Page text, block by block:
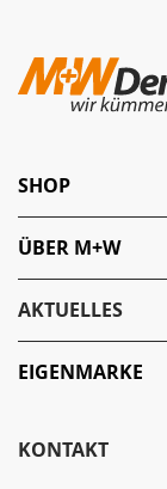
KONTAKT
SHOP
ÜBER M+W
AKTUELLES
EIGENMARKE